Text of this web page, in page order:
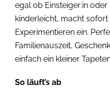
egal ob Einsteiger:in
kinderleicht, macht
Experimentieren ein.
Familienauszeit,
einfach ein kleiner
So läuft’s ab